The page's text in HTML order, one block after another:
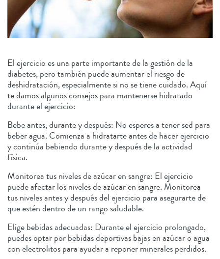
El ejercicio es una parte importante de la gestión de la
diabetes, pero también puede aumentar el riesgo de
deshidratación, especialmente si no se tiene cuidado. Aquí
te damos algunos consejos para mantenerse hidratado
durante el ejercicio:
Bebe antes, durante y después: No esperes a tener sed para
beber agua. Comienza a hidratarte antes de hacer ejercicio
y continúa bebiendo durante y después de la actividad
física.
Monitorea tus niveles de azúcar en sangre: El ejercicio
puede afectar los niveles de azúcar en sangre. Monitorea
tus niveles antes y después del ejercicio para asegurarte de
que estén dentro de un rango saludable.
Elige bebidas adecuadas: Durante el ejercicio prolongado,
puedes optar por bebidas deportivas bajas en azúcar o agua
con electrolitos para ayudar a reponer minerales perdidos.